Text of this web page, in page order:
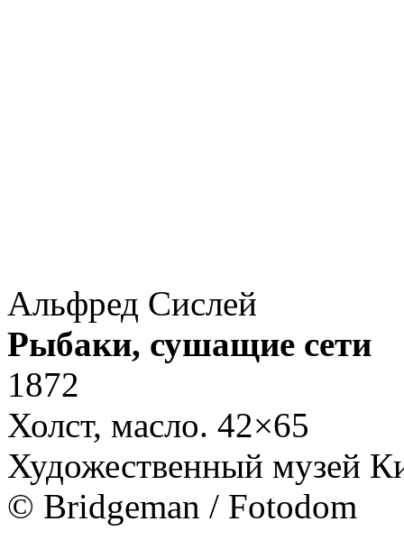
Альфред Сислей
Рыбаки, сушащие сети
1872
Холст, масло. 42×65
Художественный музей
© Bridgeman / Fotodom